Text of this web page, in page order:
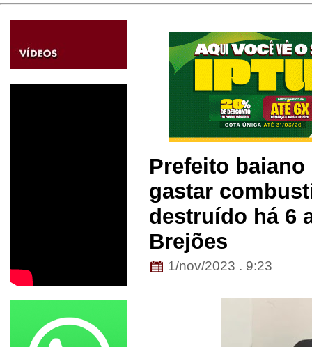
Prefeito
gastar
destruído há 6
Brejões
1/nov/2023 . 9:23